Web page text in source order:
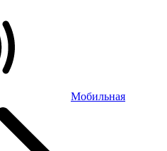
Мобильная